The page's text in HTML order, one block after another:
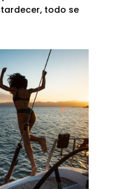
todo se